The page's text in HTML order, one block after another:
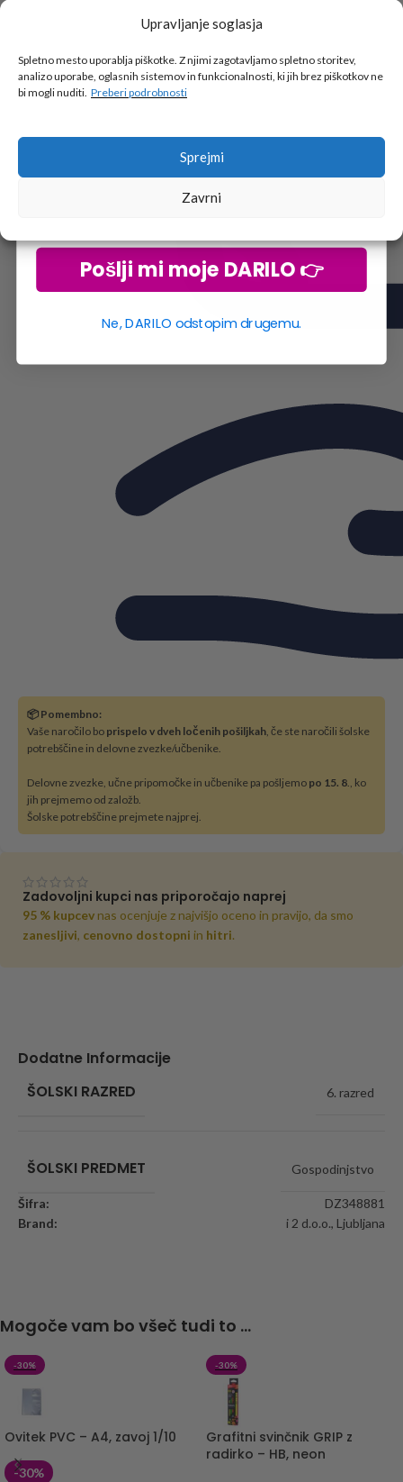
Upravljanje soglasja
Spletno mesto uporablja piškotke. Z njimi zagotavljamo spletno storitev,
analizo uporabe, oglasnih sistemov in funkcionalnosti, ki jih brez piškotkov ne
bi mogli nuditi. Preberi podrobnosti
Sprejmi
Zavrni
📦 Pomembno:
Vaše naročilo bo prispelo v dveh ločenih pošiljkah , če ste naročili šolske
potrebščine in delovne zvezke/učbenike.
Delovne zvezke, učne pripomočke in učbenike pa pošljemo po 15. 8 ., ko
jih prejmemo od založb.
Šolske potrebščine prejmete najprej.
Zadovoljni kupci nas priporočajo naprej
95 % kupcev nas ocenjuje z najvišjo oceno in pravijo, da smo
zanesljivi, cenovno dostopni in hitri.
Dodatne Informacije
ŠOLSKI RAZRED
6. razred
ŠOLSKI PREDMET Gospodinjstvo
Šifra:
DZ348881
Brand:
i 2 d.o.o., Ljubljana
Mogoče vam bo všeč tudi to ...
-30%
Ovitek PVC – A4, zavoj 1/10
-30%
-30%
Grafitni svinčnik GRIP z
radirko – HB, neon
Tukaj je!
🎁 DARILO
Vpiši podatke za prejem darila
Pošlji mi moje DARILO 👉
Ne, DARILO odstopim drugemu.